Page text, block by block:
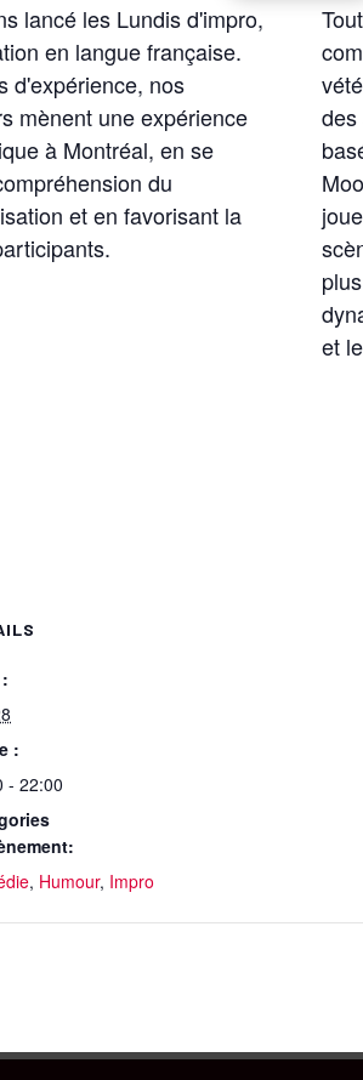
lancé les Lundis d'impro,
en langue française.
d'expérience, nos
mènent une expérience
à Montréal, en se
du
et en favorisant la
et
:
- 22:00
, Humour, Impro